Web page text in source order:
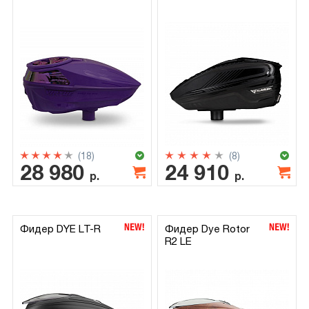
(18)
28 980 р.
(8)
24 910 р.
Фидер DYE LT-R
Фидер Dye Rotor
R2 LE